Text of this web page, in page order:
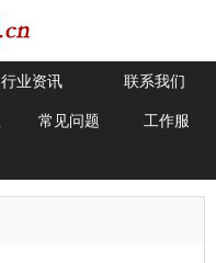
行业资讯 联系我们
常见问题 工作服